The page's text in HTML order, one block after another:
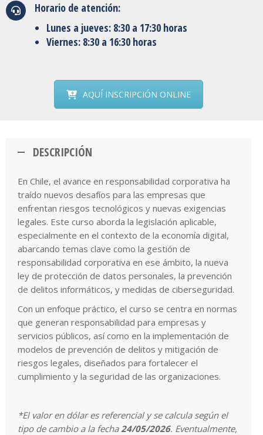
Horario de atención:
Lunes a jueves: 8:30 a 17:30 horas
Viernes: 8:30 a 16:30 horas
AQUÍ INSCRIPCIÓN ONLINE
DESCRIPCIÓN
En Chile, el avance en responsabilidad corporativa ha
traído nuevos desafíos para las empresas que
enfrentan riesgos tecnológicos y nuevas exigencias
legales. Este curso aborda la legislación aplicable,
especialmente en el contexto de la economía digital,
abarcando temas clave como la gestión de
responsabilidad corporativa en ese ámbito, la nueva
ley de protección de datos personales, la prevención
de delitos informáticos, y medidas de ciberseguridad.
Con un enfoque práctico, el curso se centra en normas
que generan responsabilidad para empresas y
servicios públicos, así como en la implementación de
modelos de prevención de delitos y mitigación de
riesgos legales, diseñados para fortalecer el
cumplimiento y la seguridad de las organizaciones.
*El valor en dólar es referencial y se calcula según el
tipo de cambio a la fecha24/05/2026. Eventualmente,